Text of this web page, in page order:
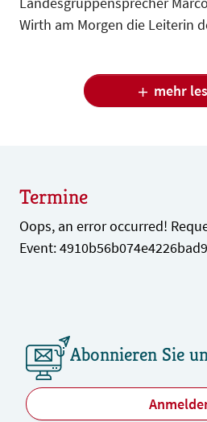
Wirth am Morgen die Leiterin
unterfränkischen
mehr
Termine
Oops, an error occurred!
Event:
Abonnieren Sie